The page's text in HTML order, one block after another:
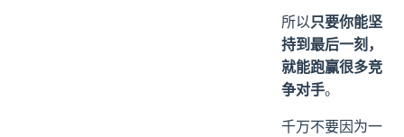
所以只要你能坚
持到最后一刻，
就能跑赢很多竞
争对手。
千万不要因为一